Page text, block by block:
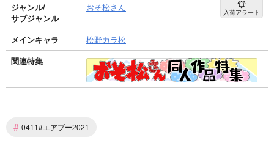
ジャンル/
サブジャンル
おそ松さん 入荷アラート
メインキャラ
松野カラ松
関連特集
# 0411#エアブー2021